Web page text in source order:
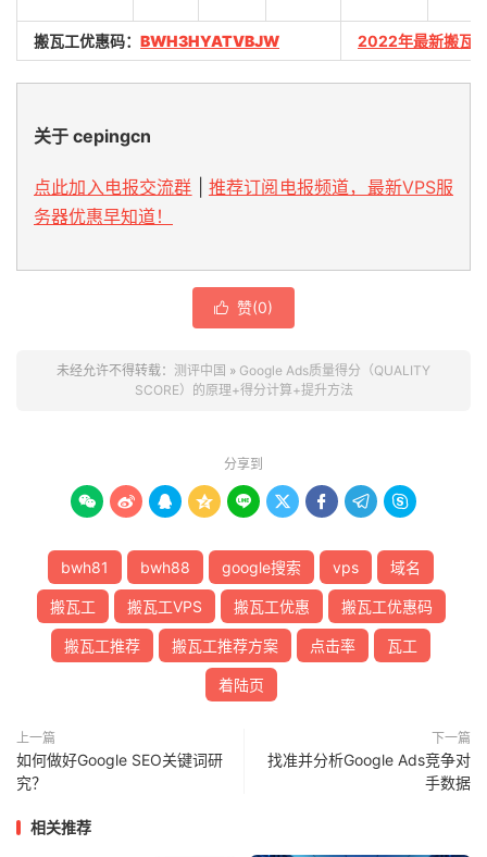
搬瓦工优惠码： BWH3HYATVBJW 2022年最新搬瓦
关于 cepingcn
点此加入电报交流群
推荐订阅电报频道，最新VPS服
务器优惠早知道！
 赞(0)
未经允许不得转载： 测评中国 » Google Ads质量得分（QUALITY
SCORE）的原理+得分计算+提升方法
分享到
        
bwh81 bwh88 google搜索 vps 域名
搬瓦工 搬瓦工VPS 搬瓦工优惠 搬瓦工优惠码
搬瓦工推荐 搬瓦工推荐方案 点击率 瓦工
着陆页
上一篇
如何做好Google SEO关键词研
究？
下一篇
找准并分析Google Ads竞争对
手数据
相关推荐